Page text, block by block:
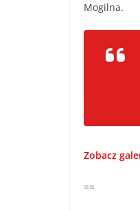
Mogilna.
Zobacz
==